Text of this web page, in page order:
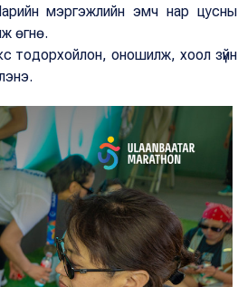
мэргэжлийн эмч нар цусны
өгнө.
тодорхойлон, оношилж, хоол зүйн